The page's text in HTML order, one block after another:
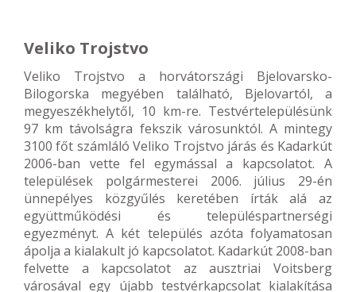
Veliko Trojstvo
Veliko Trojstvo a horvátországi Bjelovarsko-
Bilogorska megyében található, Bjelovartól, a
megyeszékhelytől, 10 km-re. Testvértelepülésünk
97 km távolságra fekszik városunktól. A mintegy
3100 főt számláló Veliko Trojstvo járás és Kadarkút
2006-ban vette fel egymással a kapcsolatot. A
települések polgármesterei 2006. július 29-én
ünnepélyes közgyűlés keretében írták alá az
együttműködési és településpartnerségi
egyezményt. A két település azóta folyamatosan
ápolja a kialakult jó kapcsolatot. Kadarkút 2008-ban
felvette a kapcsolatot az ausztriai Voitsberg
városával egy újabb testvérkapcsolat kialakítása